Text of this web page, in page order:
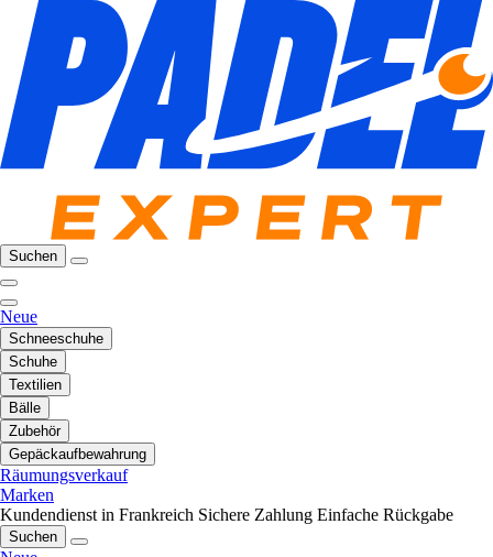
Suchen
Neue
Schneeschuhe
Schuhe
Textilien
Bälle
Zubehör
Gepäckaufbewahrung
Räumungsverkauf
Marken
Kundendienst in Frankreich Sichere Zahlung Einfache Rückgabe
Suchen